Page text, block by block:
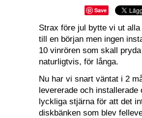
Save
Strax före jul bytte vi ut
till en början men ingen
10 vinrören som skall
naturligtvis, för långa.
Nu har vi snart väntat i 2
levererade och
lyckliga stjärna för att det
diskbänken som blev